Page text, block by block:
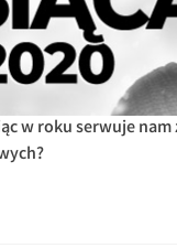
w roku serwuje